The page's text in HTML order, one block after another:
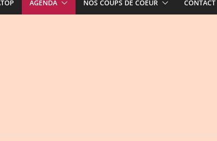
AGENDA NOS COUPS DE COEUR CONTACT